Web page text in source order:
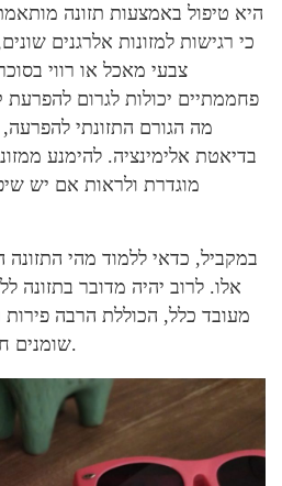
היא טיפול באמצעות תזונה
כי רגישות למזונות אלרגנים
צבעי מאכל או רווי
פחממתיים יכולות לגרום
מה הגורם התזונתי
בדיאטת אלימינציה. להימנע
מוגדרת ולראות אם יש
במקביל, כדאי ללמוד מהי התזונה
אלו. לרוב יהיה מדובר בתזונה
מעובד כלל, הכוללת הרבה פירות
שומנים חיוניים ופחמימות מורכבות.